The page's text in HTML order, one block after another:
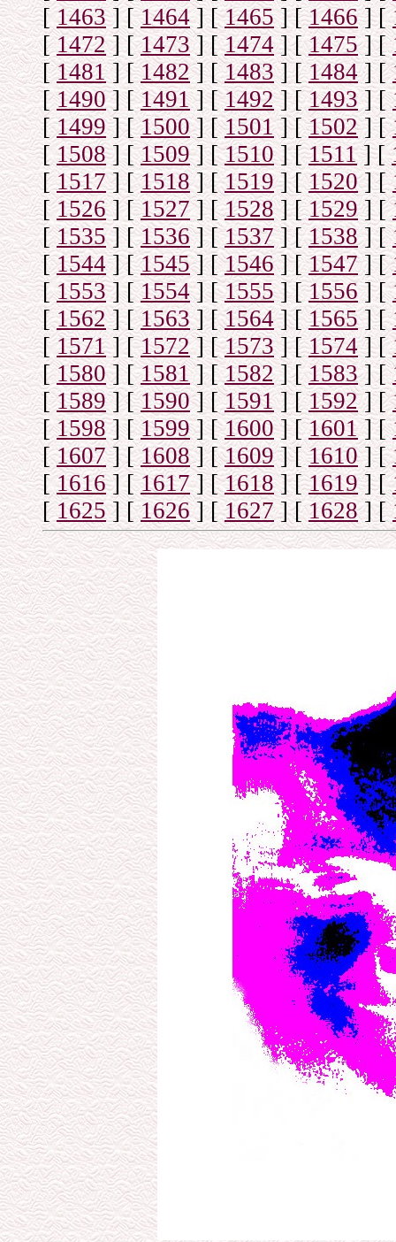
[1463] [1464] [1465] [1466] [
[1472] [1473] [1474] [1475] [
[1481] [1482] [1483] [1484] [
[1490] [1491] [1492] [1493] [
[1499] [1500] [1501] [1502] [
[1508] [1509] [1510] [1511] [
[1517] [1518] [1519] [1520] [
[1526] [1527] [1528 ] [1529] [
[1535] [1536] [1537] [1538] [
[1544] [1545] [1546] [1547] [
[1553] [1554] [1555] [1556] [
[1562] [1563] [1564] [1565] [
[1571] [1572] [1573 ] [1574] [
[1580] [1581] [1582] [1583] [
[1589] [1590] [1591] [1592] [
[1598] [1599] [1600] [1601] [
[1607] [1608] [1609] [1610] [
[1616] [1617] [1618] [1619] [
[1625] [1626] [1627] [1628] [